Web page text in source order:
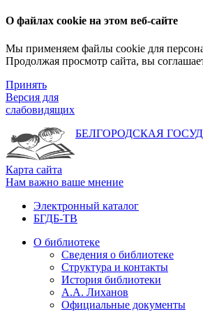
О файлах cookie на этом веб-сайте
Мы применяем файлы cookie для
Продолжая просмотр сайта, вы
Принять
Версия для
слабовидящих
БЕЛГОРОДСКАЯ
Карта сайта
Нам важно ваше мнение
Электронный каталог
БГДБ-ТВ
О библиотеке
Сведения о библиотеке
Структура и контакты
История библиотеки
А.А. Лиханов
Официальные документы